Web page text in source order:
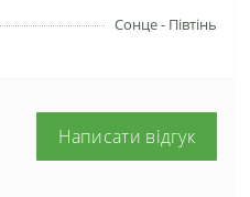
Сонце - Півтінь
Написати відгук